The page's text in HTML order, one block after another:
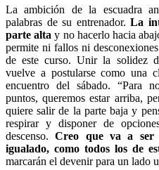
La ambición de la escuadra
palabras de su entrenador. La
parte alta y no hacerlo hacia
permite ni fallos ni
de este curso. Unir la solidez
vuelve a postularse como una
encuentro del sábado. “Para
puntos, queremos estar arriba,
quiere salir de la parte baja y
respirar y disponer de
descenso.Creo que va a ser
igualado, como todos los de
marcarán el devenir para un lado